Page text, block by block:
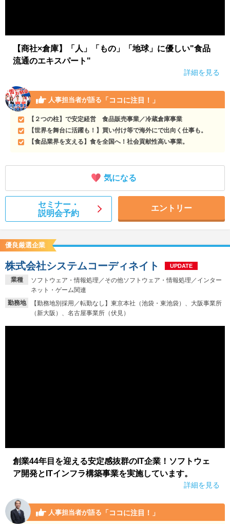
【商社×倉庫】「人」「もの」「地球」に優しい"食品
流通のエキスパート"
詳細を見る
人事担当者が語る 「ココに注目！」
【２つの柱】で安定経営 食品販売事業／冷蔵倉庫事業
【世界を舞台に活躍も！】買い付け等で海外にで出向く仕事も。
【食品業界を支える】食を全国へ！社会貢献性高い事業。
気になる
セミナー・
説明会予約
エントリー
優良厳選企業
業種
ソフトウェア・情報処理／その他ソフトウェア・情報処理／インター
ネット・ゲーム関連
勤務地
【勤務地別採用／転勤なし】東京本社（池袋・東池袋）、大阪事業所
（新大阪）、名古屋事業所（伏見）
株式会社システムコーディネイト UPDATE
創業44年目を迎える安定感抜群のIT企業！ソフトウェ
ア開発とITインフラ構築事業を実施しています。
詳細を見る
人事担当者が語る 「ココに注目！」